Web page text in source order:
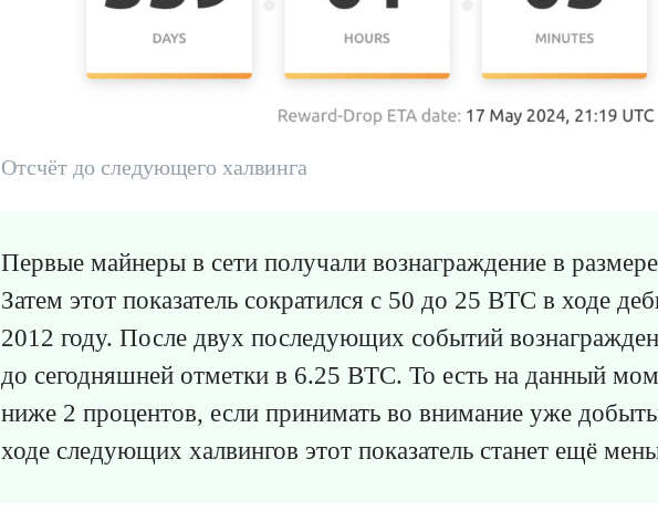
Отсчёт до следующего халвинга
Первые майнеры в сети получали вознаграждение в
Затем этот показатель сократился с 50 до 25 BTC в ходе
2012 году. После двух последующих событий
до сегодняшней отметки в 6.25 BTC. То есть на данный
ниже 2 процентов, если принимать во внимание уже
ходе следующих халвингов этот показатель станет ещё